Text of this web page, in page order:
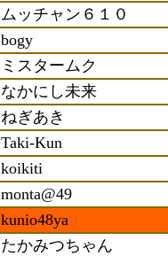
ムッチャン６１０
bogy
ミスタームク
なかにし未来
ねぎあき
Taki-Kun
koikiti
monta@49
kunio48ya
たかみつちゃん